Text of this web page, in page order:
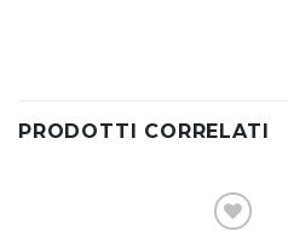
PRODOTTI CORRELATI